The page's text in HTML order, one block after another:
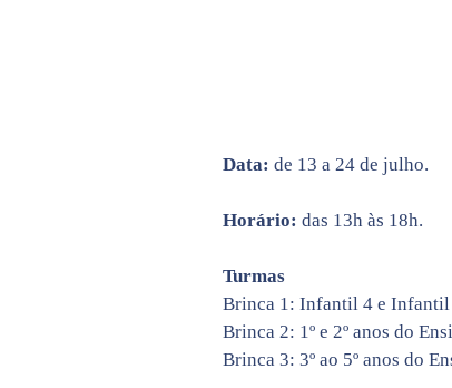
Data: de 13 a 24 de julho.
Horário: das 13h às 18h.
Turmas
Brinca 1: Infantil 4 e Infantil
Brinca 2: 1º e 2º anos do
Brinca 3: 3º ao 5º anos do